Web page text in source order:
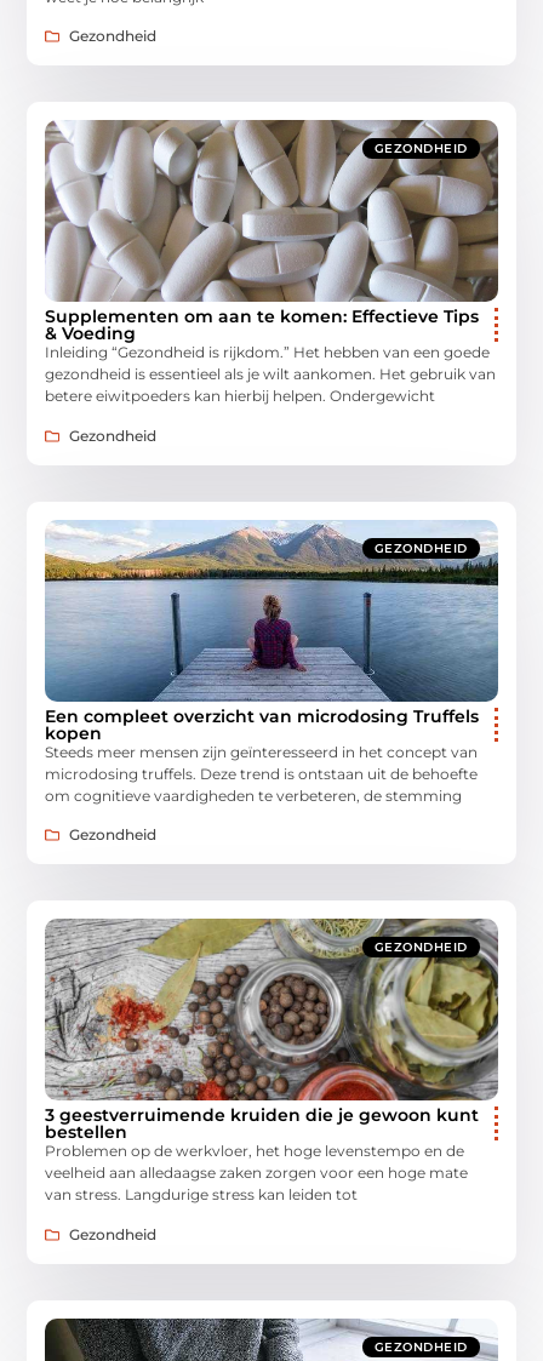
Gezondheid
GEZONDHEID
Supplementen om aan te komen: Effectieve Tips
& Voeding
Inleiding “Gezondheid is rijkdom.” Het hebben van een goede
gezondheid is essentieel als je wilt aankomen. Het gebruik van
betere eiwitpoeders kan hierbij helpen. Ondergewicht
Gezondheid
GEZONDHEID
Een compleet overzicht van microdosing Truffels
kopen
Steeds meer mensen zijn geïnteresseerd in het concept van
microdosing truffels. Deze trend is ontstaan uit de behoefte
om cognitieve vaardigheden te verbeteren, de stemming
Gezondheid
GEZONDHEID
3 geestverruimende kruiden die je gewoon kunt
bestellen
Problemen op de werkvloer, het hoge levenstempo en de
veelheid aan alledaagse zaken zorgen voor een hoge mate
van stress. Langdurige stress kan leiden tot
Gezondheid
GEZONDHEID